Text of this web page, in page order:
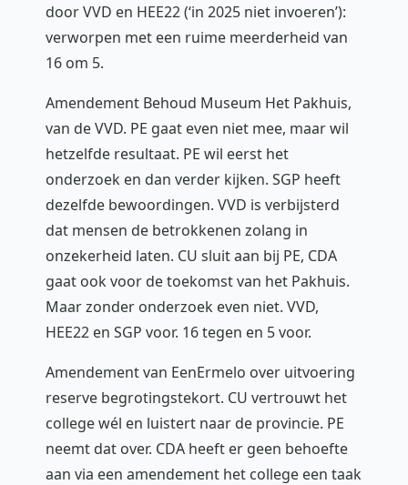
door VVD en HEE22 (‘in 2025 niet invoeren’):
verworpen met een ruime meerderheid van
16 om 5.
Amendement Behoud Museum Het Pakhuis,
van de VVD. PE gaat even niet mee, maar wil
hetzelfde resultaat. PE wil eerst het
onderzoek en dan verder kijken. SGP heeft
dezelfde bewoordingen. VVD is verbijsterd
dat mensen de betrokkenen zolang in
onzekerheid laten. CU sluit aan bij PE, CDA
gaat ook voor de toekomst van het Pakhuis.
Maar zonder onderzoek even niet. VVD,
HEE22 en SGP voor. 16 tegen en 5 voor.
Amendement van EenErmelo over uitvoering
reserve begrotingstekort. CU vertrouwt het
college wél en luistert naar de provincie. PE
neemt dat over. CDA heeft er geen behoefte
aan via een amendement het college een taak